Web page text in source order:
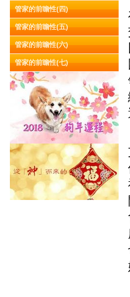
管家的前瞻性(四)
管家的前瞻性(五)
管家的前瞻性(六)
管家的前瞻性(七)